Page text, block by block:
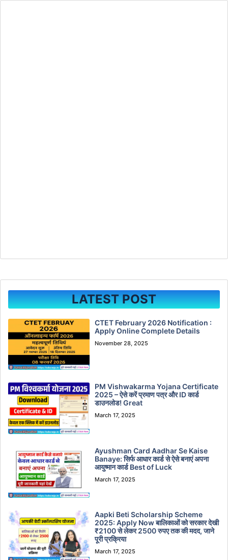
LATEST POST
CTET February 2026 Notification :
Apply Online Complete Details
November 28, 2025
PM Vishwakarma Yojana Certificate
2025 – ऐसे करें प्रमाण पत्र और ID कार्ड
डाउनलोड! Great
March 17, 2025
Ayushman Card Aadhar Se Kaise
Banaye: सिर्फ आधार कार्ड से ऐसे बनाएं अपना
आयुष्मान कार्ड Best of Luck
March 17, 2025
Aapki Beti Scholarship Scheme
2025: Apply Now बालिकाओं को सरकार देखी
₹2100 से लेकर 2500 रुपए तक की मदद, जाने
पूरी प्रक्रिया
March 17, 2025